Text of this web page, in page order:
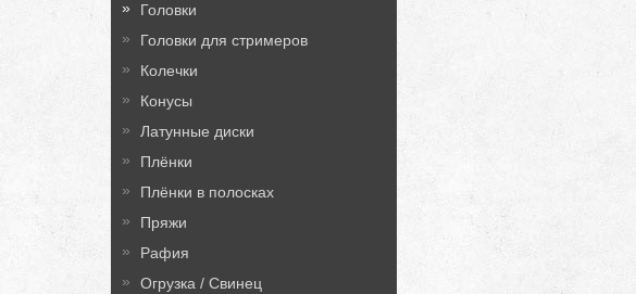
Головки
Головки для стримеров
Колечки
Конусы
Латунные диски
Плёнки
Плёнки в полосках
Пряжи
Рафия
Огрузка / Свинец